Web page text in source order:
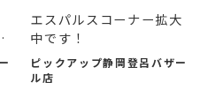
エスパルスコーナー拡大
中です！
ピックアップ静岡登呂バザー
ル店